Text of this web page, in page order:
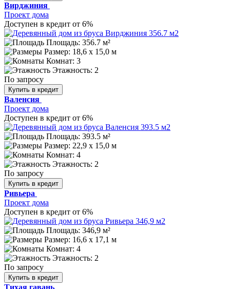
Вирджиния
Проект дома
Доступен в кредит от 6%
Площадь: 356.7 м²
Размер: 18,6 х 15,0 м
Комнат: 3
Этажность: 2
По запросу
Купить в кредит
Валенсия
Проект дома
Доступен в кредит от 6%
Площадь: 393.5 м²
Размер: 22,9 х 15,0 м
Комнат: 4
Этажность: 2
По запросу
Купить в кредит
Ривьера
Проект дома
Доступен в кредит от 6%
Площадь: 346,9 м²
Размер: 16,6 х 17,1 м
Комнат: 4
Этажность: 2
По запросу
Купить в кредит
Тихая гавань